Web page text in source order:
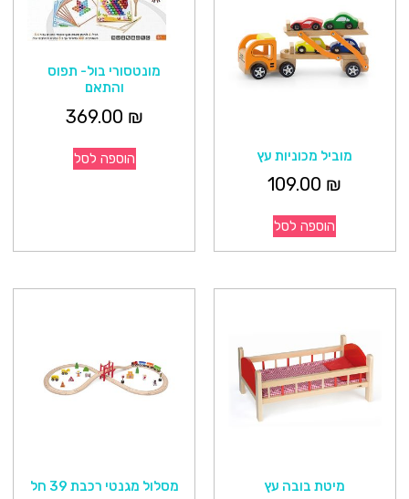
מוביל מכוניות עץ
109.00 ₪
הוספה לסל
מונטסורי בול- תפוס
והתאם
369.00 ₪
הוספה לסל
מיטת בובה עץ מסלול מגנטי רכבת 39 חל